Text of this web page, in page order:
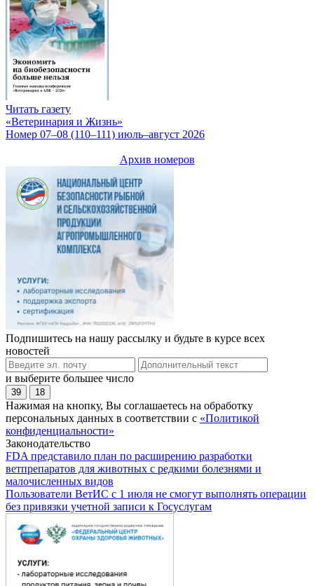
Читать газету
«Ветеринария и Жизнь»
Номер 07–08 (110–111) июль–август 2026
Архив номеров
Подпишитесь на нашу рассылку и будьте в курсе всех
новостей
и выберите большее число
39 18
Нажимая на кнопку, Вы соглашаетесь на обработку
персональных данных в соответствии с «Политикой
конфиденциальности»
Законодательство
FDA представило план по расширению разработки
ветпрепаратов для животных с редкими болезнями и
малочисленных видов
Пользователи ВетИС с 1 июля не смогут выполнять операции
без привязки учетной записи к Госуслугам